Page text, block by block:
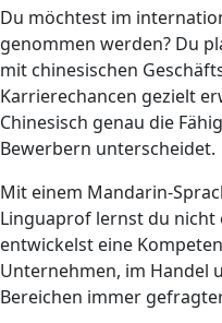
Du möchtest im
genommen werden? Du
mit chinesischen
Karrierechancen gezielt
Chinesisch genau die
Bewerbern unterscheidet.
Mit einem Mandarin-
Linguaprof lernst du nicht
entwickelst eine
Unternehmen, im Handel
Bereichen immer